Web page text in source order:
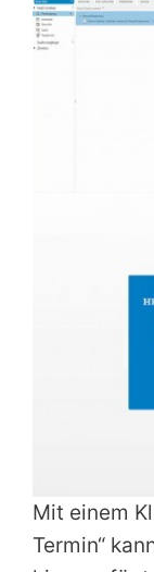
Mit einem
Termin“